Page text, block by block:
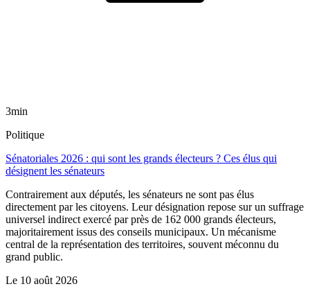
3min
Politique
Sénatoriales 2026 : qui sont les grands électeurs ? Ces élus qui
désignent les sénateurs
Contrairement aux députés, les sénateurs ne sont pas élus
directement par les citoyens. Leur désignation repose sur un suffrage
universel indirect exercé par près de 162 000 grands électeurs,
majoritairement issus des conseils municipaux. Un mécanisme
central de la représentation des territoires, souvent méconnu du
grand public.
Le 10 août 2026